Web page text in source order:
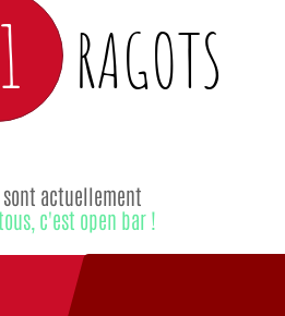
RAGOTS
sont actuellement
c'est open bar !